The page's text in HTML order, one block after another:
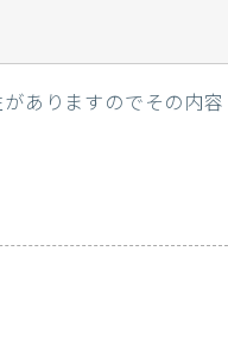
ありますのでその内容